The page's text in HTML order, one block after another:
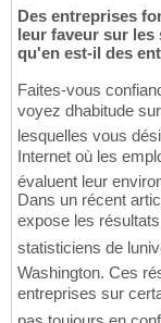
Des entreprises
leur faveur sur les
qu'en est-il des
Faites-vous
voyez dhabitude
lesquelles vous
Internet où les
évaluent leur
Dans un récent
expose les résultats
statisticiens de
Washington. Ces
entreprises sur